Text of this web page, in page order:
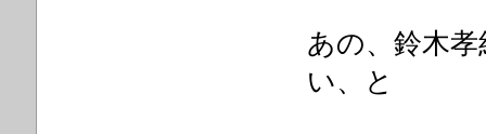
あの、鈴木
い、と